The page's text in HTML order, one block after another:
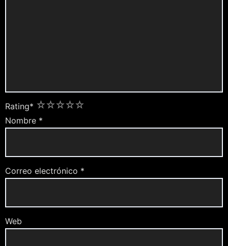
Rating* 5
4
3
2
1
Nombre *
Correo electrónico *
Web